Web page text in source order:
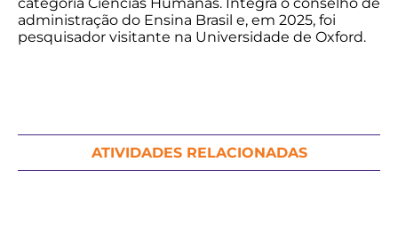
administração do Ensina Brasil e, em 2025, foi
pesquisador visitante na Universidade de Oxford.
ATIVIDADES RELACIONADAS